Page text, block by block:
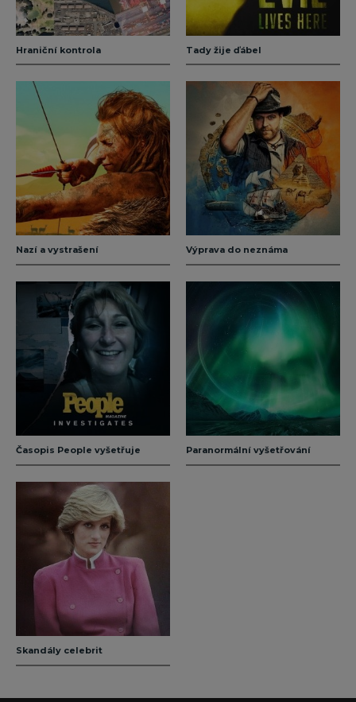
Hraniční kontrola Tady žije ďábel
Nazí a vystrašení Výprava do neznáma
Časopis People vyšetřuje Paranormální vyšetřování
Skandály celebrit